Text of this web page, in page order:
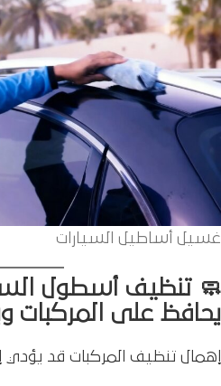
غسيل أﺳﺎﻃﻴﻞ اﻟﺴﻴﺎرات
🧼 تنظيف أسطول
يحافظ على المركبات
إهمال تنظيف المركبات قد يؤدي